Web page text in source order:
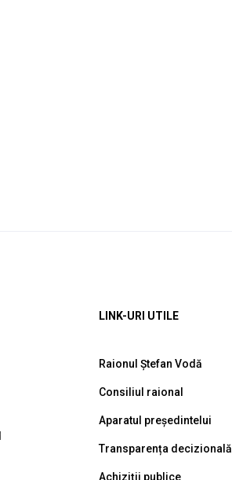
LINK-URI UTILE
Raionul Ștefan Vodă
Consiliul raional
Aparatul președintelui
Transparența decizională
Achiziții publice